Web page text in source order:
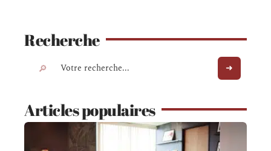
Recherche
Articles populaires